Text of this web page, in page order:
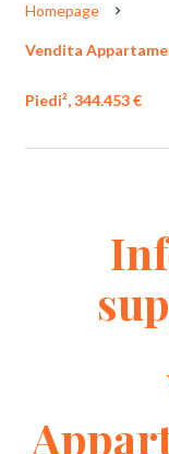
Homepage
Vendita
Piedi², 344.453 €